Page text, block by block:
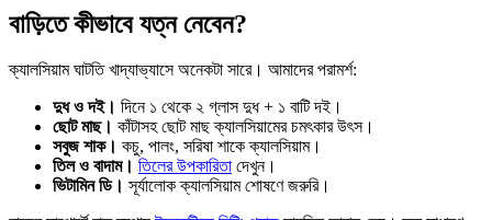
বাড়িতে কীভাবে যত্ন নেবেন?
ক্যালসিয়াম ঘাটতি খাদ্যাভ্যাসে অনেকটা সারে। আমাদের পরামর্শ:
দুধ ও দই। দিনে ১ থেকে ২ গ্লাস দুধ + ১ বাটি দই।
ছোট মাছ। কাঁটাসহ ছোট মাছ ক্যালসিয়ামের চমৎকার উৎস।
সবুজ শাক। কচু, পালং, সরিষা শাকে ক্যালসিয়াম।
তিল ও বাদাম। তিলের উপকারিতা দেখুন।
ভিটামিন ডি। সূর্যালোক ক্যালসিয়াম শোষণে জরুরি।